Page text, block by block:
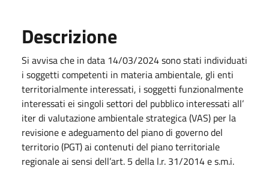
Descrizione
Si avvisa che in data 14/03/2024 sono stati individuati
i soggetti competenti in materia ambientale, gli enti
territorialmente interessati, i soggetti funzionalmente
interessati ei singoli settori del pubblico interessati all’
iter di valutazione ambientale strategica (VAS) per la
revisione e adeguamento del piano di governo del
territorio (PGT) ai contenuti del piano territoriale
regionale ai sensi dell’art. 5 della l.r. 31/2014 e s.m.i.